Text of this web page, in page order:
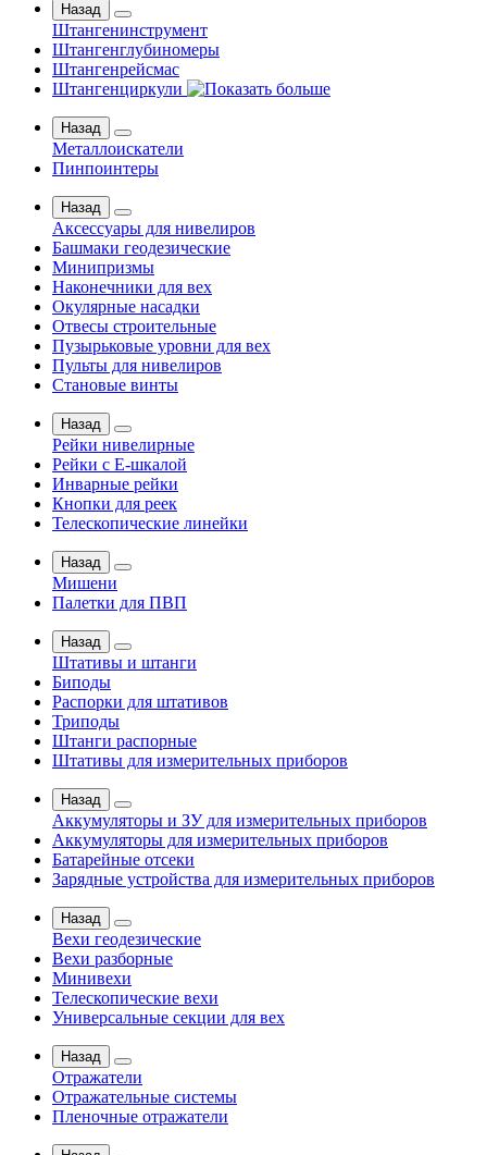
Назад
Штангенинструмент
Штангенглубиномеры
Штангенрейсмас
Штангенциркули
Назад
Металлоискатели
Пинпоинтеры
Назад
Аксессуары для нивелиров
Башмаки геодезические
Минипризмы
Наконечники для вех
Окулярные насадки
Отвесы строительные
Пузырьковые уровни для вех
Пульты для нивелиров
Становые винты
Назад
Рейки нивелирные
Рейки с Е-шкалой
Инварные рейки
Кнопки для реек
Телескопические линейки
Назад
Мишени
Палетки для ПВП
Назад
Штативы и штанги
Биподы
Распорки для штативов
Триподы
Штанги распорные
Штативы для измерительных приборов
Назад
Аккумуляторы и ЗУ для измерительных приборов
Аккумуляторы для измерительных приборов
Батарейные отсеки
Зарядные устройства для измерительных приборов
Назад
Вехи геодезические
Вехи разборные
Минивехи
Телескопические вехи
Универсальные секции для вех
Назад
Отражатели
Отражательные системы
Пленочные отражатели